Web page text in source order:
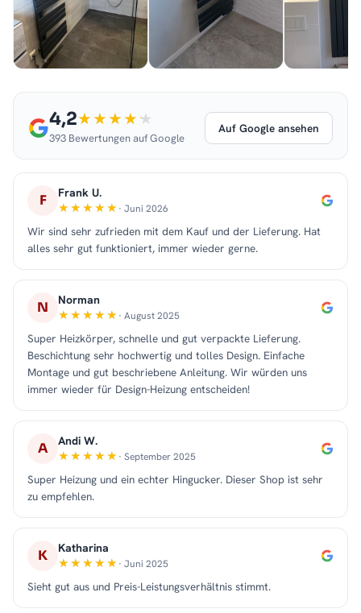
4,2
393 Bewertungen auf Google
Auf Google ansehen
F Frank U.
· Juni 2026
Wir sind sehr zufrieden mit dem Kauf und der Lieferung. Hat
alles sehr gut funktioniert, immer wieder gerne.
N Norman
· August 2025
Super Heizkörper, schnelle und gut verpackte Lieferung.
Beschichtung sehr hochwertig und tolles Design. Einfache
Montage und gut beschriebene Anleitung. Wir würden uns
immer wieder für Design-Heizung entscheiden!
A Andi W.
· September 2025
Super Heizung und ein echter Hingucker. Dieser Shop ist sehr
zu empfehlen.
K Katharina
· Juni 2025
Sieht gut aus und Preis-Leistungsverhältnis stimmt.